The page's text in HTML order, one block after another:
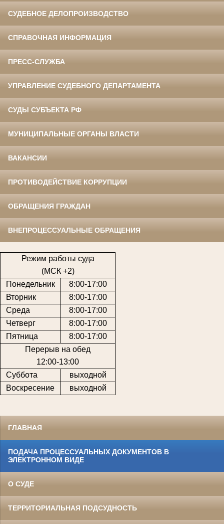
СУДЕБНОЕ ДЕЛОПРОИЗВОДСТВО
СПРАВОЧНАЯ ИНФОРМАЦИЯ
ПРЕСС-СЛУЖБА
УПРАВЛЕНИЕ СУДЕБНОГО ДЕПАРТАМЕНТА
СУДЫ СУБЪЕКТА РФ
МУНИЦИПАЛЬНЫЕ ОРГАНЫ ВЛАСТИ
ВАКАНСИИ
ПРОТИВОДЕЙСТВИЕ КОРРУПЦИИ
ОБРАЩЕНИЯ ГРАЖДАН
ВНЕПРОЦЕССУАЛЬНЫЕ ОБРАЩЕНИЯ
Режим работы суда
(МСК +2)
Понедельник
8:00-17:00
Вторник
8:00-17:00
Среда
8:00-17:00
Четверг
8:00-17:00
Пятница
8:00-17:00
Перерыв на обед
12:00-13:00
Суббота
выходной
Воскресение
выходной
ГЛАВНАЯ
ПОДАЧА ПРОЦЕССУАЛЬНЫХ ДОКУМЕНТОВ В
ЭЛЕКТРОННОМ ВИДЕ
О СУДЕ
ТЕРРИТОРИАЛЬНАЯ ПОДСУДНОСТЬ